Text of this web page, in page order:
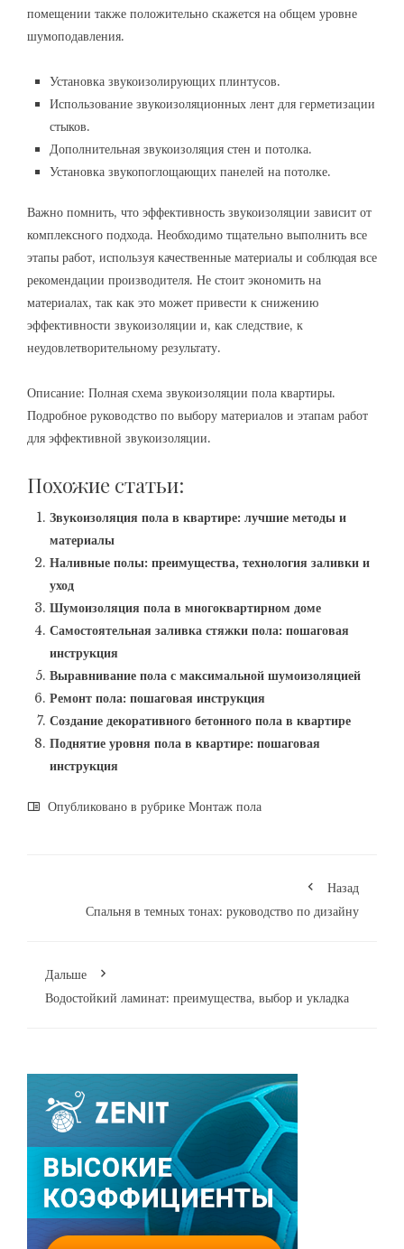
помещении также положительно скажется на общем уровне
шумоподавления.
Установка звукоизолирующих плинтусов.
Использование звукоизоляционных лент для герметизации
стыков.
Дополнительная звукоизоляция стен и потолка.
Установка звукопоглощающих панелей на потолке.
Важно помнить, что эффективность звукоизоляции зависит от
комплексного подхода. Необходимо тщательно выполнить все
этапы работ, используя качественные материалы и соблюдая все
рекомендации производителя. Не стоит экономить на
материалах, так как это может привести к снижению
эффективности звукоизоляции и, как следствие, к
неудовлетворительному результату.
Описание: Полная схема звукоизоляции пола квартиры.
Подробное руководство по выбору материалов и этапам работ
для эффективной звукоизоляции.
Похожие статьи:
Звукоизоляция пола в квартире: лучшие методы и
материалы
Наливные полы: преимущества, технология заливки и
уход
Шумоизоляция пола в многоквартирном доме
Самостоятельная заливка стяжки пола: пошаговая
инструкция
Выравнивание пола с максимальной шумоизоляцией
Ремонт пола: пошаговая инструкция
Создание декоративного бетонного пола в квартире
Поднятие уровня пола в квартире: пошаговая
инструкция
Опубликовано в рубрике Монтаж пола
Назад
Спальня в темных тонах: руководство по дизайну
Дальше
Водостойкий ламинат: преимущества, выбор и укладка